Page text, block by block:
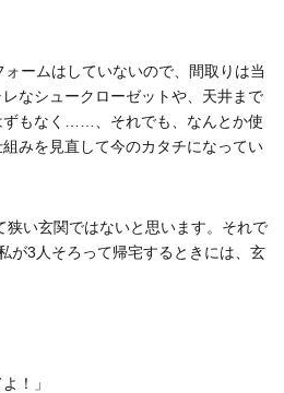
ームはしていないので、間取りは当
なシュークローゼットや、天井まで
ずもなく……、それでも、なんとか使
みを見直して今のカタチになってい
い玄関ではないと思います。それで
が3人そろって帰宅するときには、玄
！」